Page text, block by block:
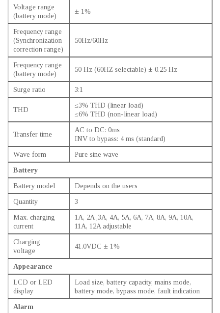
Voltage range
(battery mode)
± 1%
Frequency range
(Synchronization
correction range)
50Hz/60Hz
Frequency range
(battery mode)
50 Hz (60HZ selectable) ± 0.25 Hz
Surge ratio 3:1
THD
≤3% THD (linear load)
≤6% THD (non-linear load)
Transfer time
AC to DC: 0ms
INV to bypass: 4 ms (standard)
Wave form
Pure sine wave
Battery
Battery model
Depends on the users
Quantity
3
Max. charging
current
1A, 2A ,3A, 4A, 5A, 6A, 7A, 8A, 9A, 10A,
11A, 12A adjustable
Charging
voltage
41.0VDC ± 1%
Appearance
LCD or LED
display
Load size, battery capacity, mains mode,
battery mode, bypass mode, fault indication
Alarm